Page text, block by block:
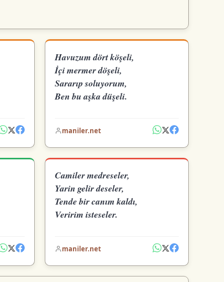
Havuzum dört köşeli,
İçi mermer döşeli,
Sararıp soluyorum,
Ben bu aşka düşeli.
maniler.net
Camiler medreseler,
Yarin gelir deseler,
Tende bir canım kaldı,
Veririm isteseler.
maniler.net